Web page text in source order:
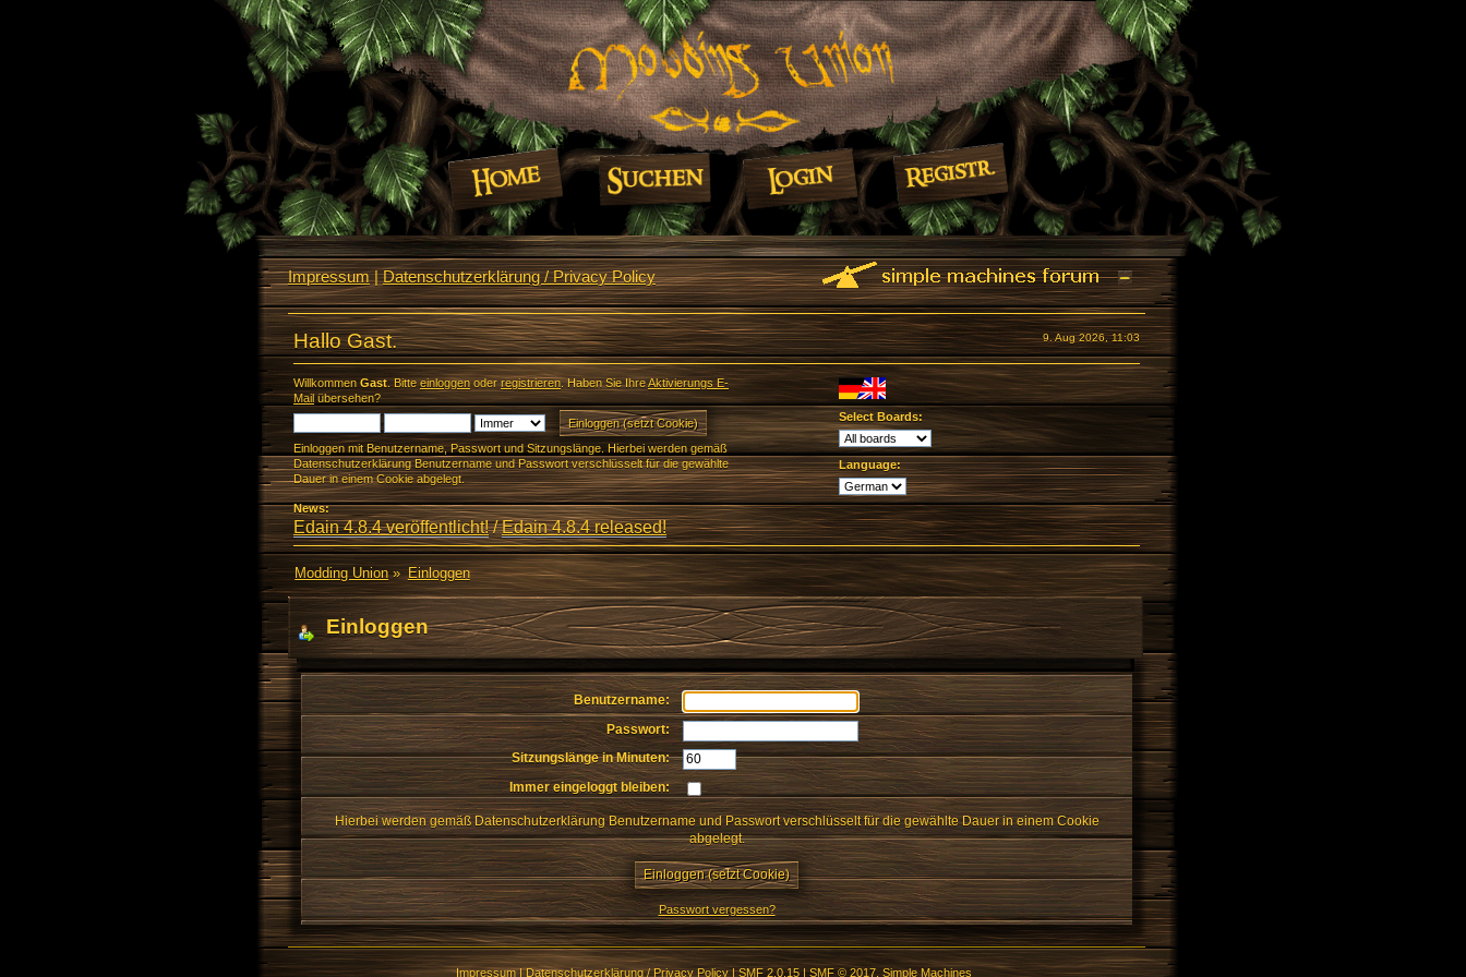
Impressum|Datenschutzerklärung / Privacy Policy
9. Aug 2026, 11:03
Hallo Gast.
Willkommen Gast. Bitte einloggenoderregistrieren. Haben Sie IhreAktivierungs E-
Mailübersehen?
Einloggen mit Benutzername, Passwort und Sitzungslänge. Hierbei werden gemäß
Datenschutzerklärung Benutzername und Passwort verschlüsselt für die gewählte
Dauer in einem Cookie abgelegt.
Select Boards:
Language:
News:
Edain 4.8.4 veröffentlicht!/Edain 4.8.4 released!
Modding Union» Einloggen
Einloggen
Benutzername:
Passwort:
Sitzungslänge in Minuten:
Immer eingeloggt bleiben:
Hierbei werden gemäß Datenschutzerklärung Benutzername und Passwort verschlüsselt für die gewählte Dauer in einem Cookie
abgelegt.
Passwort vergessen?
Impressum|Datenschutzerklärung / Privacy Policy|SMF 2.0.15 |SMF © 2017 Simple Machines